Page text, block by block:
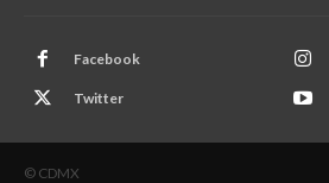
Facebook
Twitter
© CDMX